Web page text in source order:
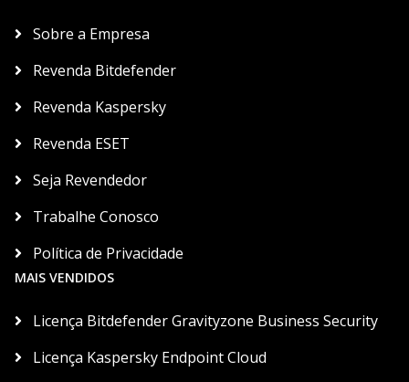
Sobre a Empresa
Revenda Bitdefender
Revenda Kaspersky
Revenda ESET
Seja Revendedor
Trabalhe Conosco
Política de Privacidade
MAIS VENDIDOS
Licença Bitdefender Gravityzone Business Security
Licença Kaspersky Endpoint Cloud